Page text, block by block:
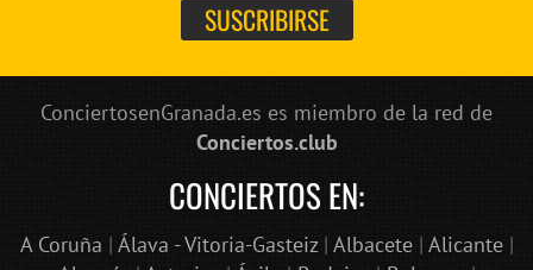
ConciertosenGranada.es es miembro de la red de
Conciertos.club
CONCIERTOS EN:
A Coruña | Álava - Vitoria-Gasteiz| Albacete| Alicante|